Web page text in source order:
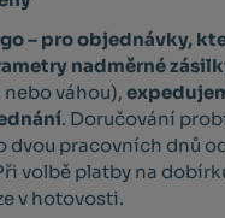
– pro objednávky,
nadměrné
nebo váhou),
. Doručování
dvou pracovních dnů
volbě platby na
v hotovosti.